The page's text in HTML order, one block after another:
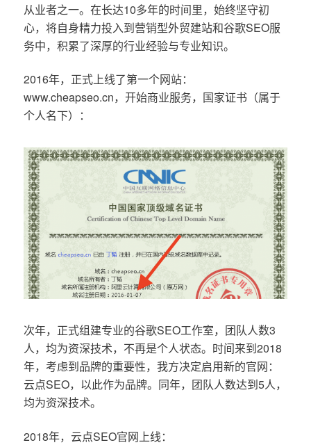
从业者之一。在长达10多年的时间里，始终坚守初
心，将自身精力投入到营销型外贸建站和谷歌SEO服
务中，积累了深厚的行业经验与专业知识。
2016年，正式上线了第一个网站：
www.cheapseo.cn，开始商业服务，国家证书（属于
个人名下）：
次年，正式组建专业的谷歌SEO工作室，团队人数3
人，均为资深技术，不再是个人状态。时间来到2018
年，考虑到品牌的重要性，我方决定启用新的官网：
云点SEO，以此作为品牌。同年，团队人数达到5人，
均为资深技术。
2018年，云点SEO官网上线：